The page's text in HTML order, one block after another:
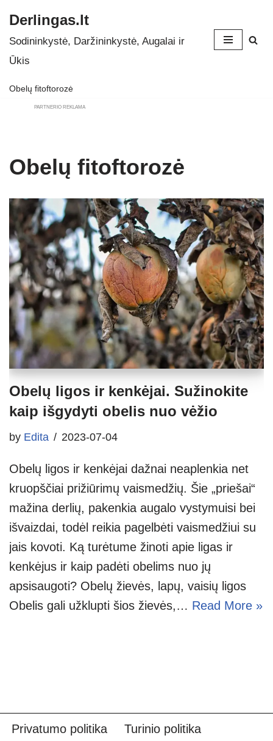
Skip
to
Derlingas.lt
Sodininkystė, Daržininkystė, Augalai ir
Ūkis
Obelų fitoftorozė
PARTNERIO REKLAMA
Obelų fitoftorozė
Obelų ligos ir kenkėjai. Sužinokite
kaip išgydyti obelis nuo vėžio
by Edita 2023-07-04
Obelų ligos ir kenkėjai dažnai neaplenkia net
kruopščiai prižiūrimų vaismedžių. Šie „priešai“
mažina derlių, pakenkia augalo vystymuisi bei
išvaizdai, todėl reikia pagelbėti vaismedžiui su
jais kovoti. Ką turėtume žinoti apie ligas ir
kenkėjus ir kaip padėti obelims nuo jų
apsisaugoti? Obelų žievės, lapų, vaisių ligos
Obelis gali užklupti šios žievės,… Read More »
Privatumo politika
Turinio politika